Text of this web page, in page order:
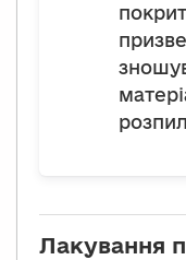
Лакування